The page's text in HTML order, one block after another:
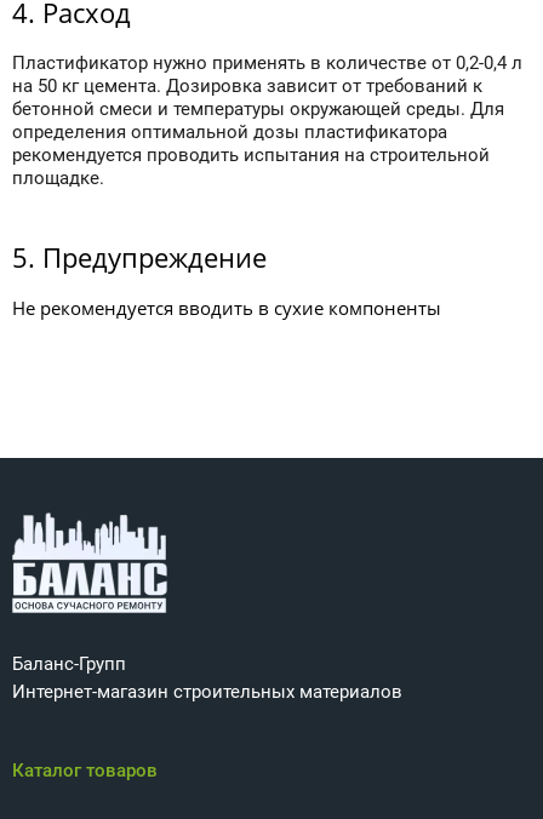
4. Расход
Пластификатор нужно применять в количестве от 0,2-0,4 л
на 50 кг цемента. Дозировка зависит от требований к
бетонной смеси и температуры окружающей среды. Для
определения оптимальной дозы пластификатора
рекомендуется проводить испытания на строительной
площадке.
5. Предупреждение
Не рекомендуется вводить в сухие компоненты
Баланс-Групп
Интернет-магазин строительных материалов
Каталог товаров